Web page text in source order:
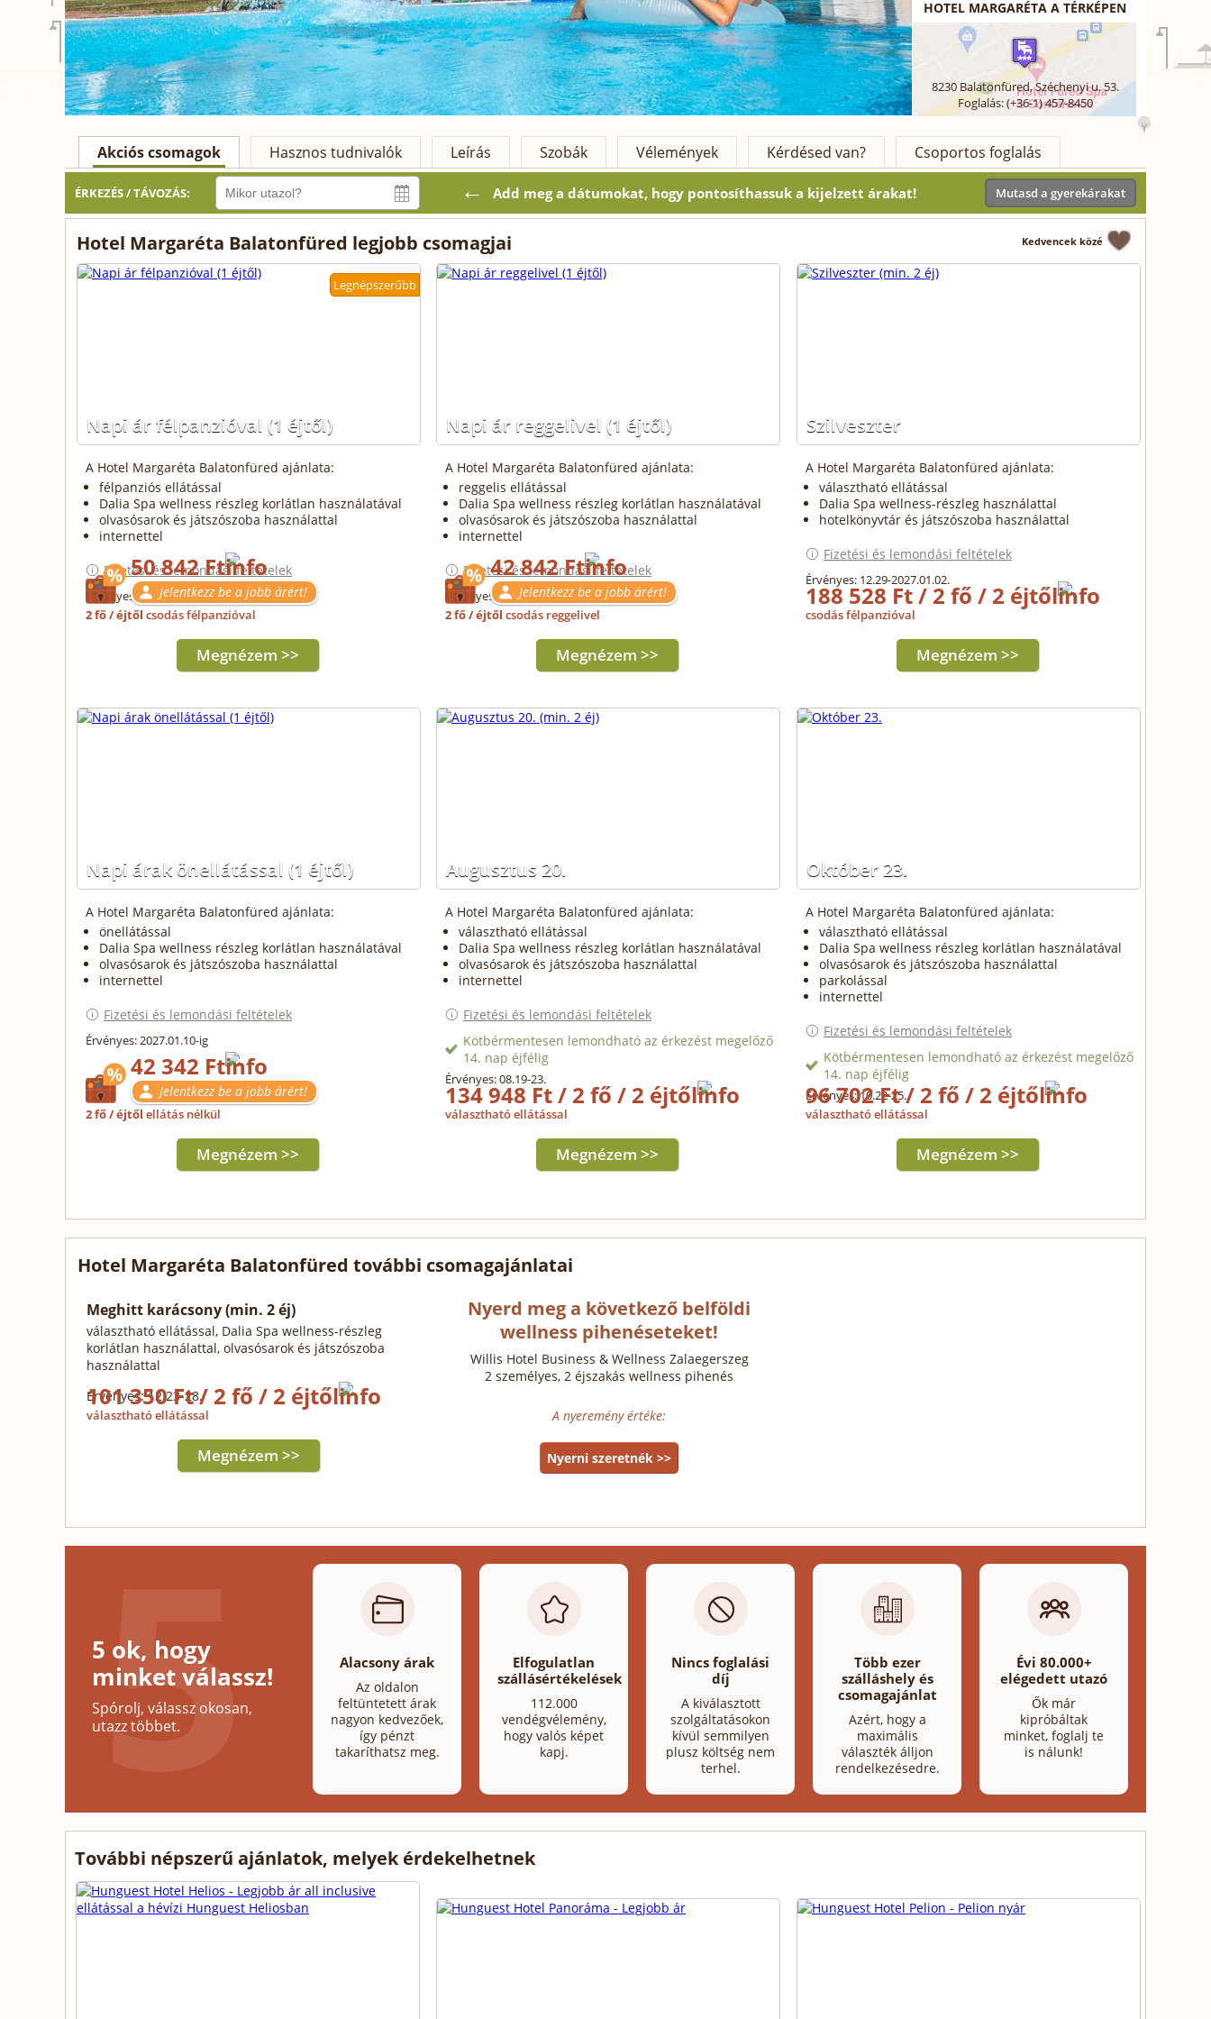
HOTEL MARGARÉTA A TÉRKÉPEN
8230 Balatonfüred,Széchenyi u. 53.
Foglalás: (+36-1) 457-8450
Akciós csomagok Hasznos tudnivalók Leírás Szobák Vélemények Kérdésed van? Csoportos foglalás
ÉRKEZÉS / TÁVOZÁS: ← Add meg a dátumokat, hogy pontosíthassuk a kijelzett árakat! Mutasd a gyerekárakat
Hotel Margaréta Balatonfüred legjobb csomagjai Kedvencek közé
Napi ár félpanzióval (1 éjtől)
Legnépszerűbb
Napi ár reggelivel (1 éjtől) Szilveszter
A Hotel Margaréta Balatonfüred ajánlata:
félpanziós ellátással
Dalia Spa wellness részleg korlátlan használatával
olvasósarok és játszószoba használattal
internettel
Fizetési és lemondási feltételek
Érvényes: 2027.01.10-ig
50 842 Ft
Jelentkezz be a jobb árért!
2 fő / éjtől csodás félpanzióval
Megnézem >>
A Hotel Margaréta Balatonfüred ajánlata:
reggelis ellátással
Dalia Spa wellness részleg korlátlan használatával
olvasósarok és játszószoba használattal
internettel
Fizetési és lemondási feltételek
Érvényes: 2027.01.10-ig
42 842 Ft
Jelentkezz be a jobb árért!
2 fő / éjtől csodás reggelivel
Megnézem >>
A Hotel Margaréta Balatonfüred ajánlata:
választható ellátással
Dalia Spa wellness-részleg használattal
hotelkönyvtár és játszószoba használattal
Fizetési és lemondási feltételek
Érvényes: 12.29-2027.01.02.
188 528 Ft / 2 fő / 2 éjtől
csodás félpanzióval
Megnézem >>
Napi árak önellátással (1 éjtől) Augusztus 20. Október 23.
A Hotel Margaréta Balatonfüred ajánlata:
önellátással
Dalia Spa wellness részleg korlátlan használatával
olvasósarok és játszószoba használattal
internettel
Fizetési és lemondási feltételek
Érvényes: 2027.01.10-ig
42 342 Ft
Jelentkezz be a jobb árért!
2 fő / éjtől ellátás nélkül
Megnézem >>
A Hotel Margaréta Balatonfüred ajánlata:
választható ellátással
Dalia Spa wellness részleg korlátlan használatával
olvasósarok és játszószoba használattal
internettel
Fizetési és lemondási feltételek
Kötbérmentesen lemondható az érkezést megelőző
14. nap éjfélig
Érvényes: 08.19-23.
134 948 Ft / 2 fő / 2 éjtől
választható ellátással
Megnézem >>
A Hotel Margaréta Balatonfüred ajánlata:
választható ellátással
Dalia Spa wellness részleg korlátlan használatával
olvasósarok és játszószoba használattal
parkolással
internettel
Fizetési és lemondási feltételek
Kötbérmentesen lemondható az érkezést megelőző
14. nap éjfélig
Érvényes: 10.22-25.
96 702 Ft / 2 fő / 2 éjtől
választható ellátással
Megnézem >>
Hotel Margaréta Balatonfüred további csomagajánlatai
Meghitt karácsony (min. 2 éj)
választható ellátással, Dalia Spa wellness-részleg
korlátlan használattal, olvasósarok és játszószoba
használattal
Érvényes: 12.23-28.
101 350 Ft / 2 fő / 2 éjtől
választható ellátással
Megnézem >>
Nyerd meg a következő belföldi
wellness pihenéseteket!
Willis Hotel Business & Wellness Zalaegerszeg
2 személyes, 2 éjszakás wellness pihenés
A nyeremény értéke:
Nyerni szeretnék >>
5 ok, hogy
minket válassz!
Spórolj, válassz okosan,
utazz többet.
Alacsony árak
Az oldalon
feltüntetett árak
nagyon kedvezőek,
így pénzt
takaríthatsz meg.
Elfogulatlan
szállásértékelések
112.000
vendégvélemény,
hogy valós képet
kapj.
Nincs foglalási
díj
A kiválasztott
szolgáltatásokon
kívül semmilyen
plusz költség nem
terhel.
Több ezer
szálláshely és
csomagajánlat
Azért, hogy a
maximális
választék álljon
rendelkezésedre.
Évi 80.000+
elégedett utazó
Ők már
kipróbáltak
minket, foglalj te
is nálunk!
További népszerű ajánlatok, melyek érdekelhetnek